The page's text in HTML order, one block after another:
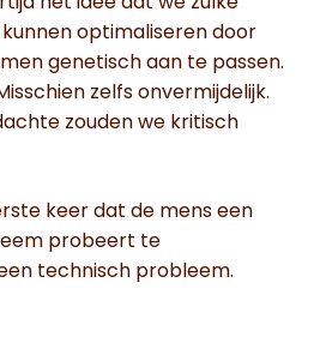
optimaliseren door
genetisch aan te passen.
zelfs onvermijdelijk.
zouden we kritisch
keer dat de mens een
probeert te
technisch probleem.